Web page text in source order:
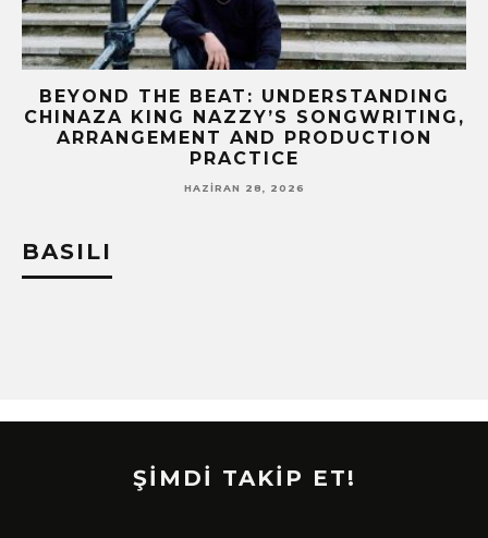
BEYOND THE BEAT: UNDERSTANDING
CHINAZA KING NAZZY’S SONGWRITING,
ARRANGEMENT AND PRODUCTION
PRACTICE
HAZIRAN 28, 2026
BASILI
ŞİMDİ TAKİP ET!